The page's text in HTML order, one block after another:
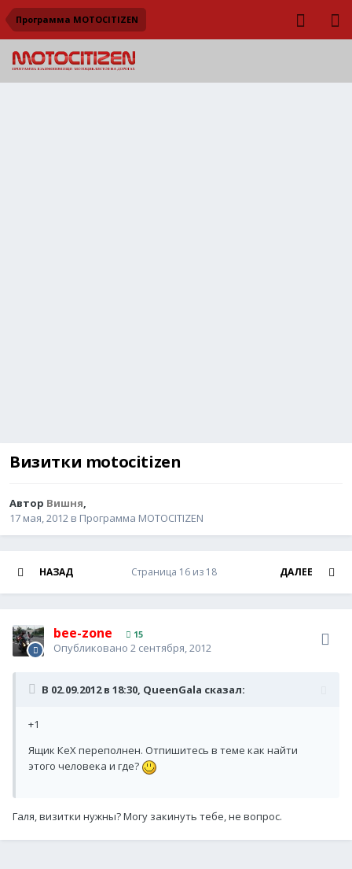
Программа MOTOCITIZEN
Визитки motocitizen
Автор Вишня,
17 мая, 2012 в Программа MOTOCITIZEN
НАЗАД ДАЛЕЕ
Страница 16 из 18
bee-zone 15
Опубликовано 2 сентября, 2012
В 02.09.2012 в 18:30, QueenGala сказал:
+1
Ящик КеХ переполнен. Отпишитесь в теме как найти
этого человека и где?
Галя, визитки нужны? Могу закинуть тебе, не вопрос.